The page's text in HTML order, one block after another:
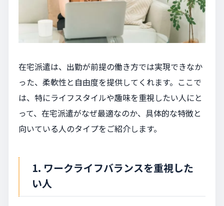
在宅派遣は、出勤が前提の働き方では実現できなか
った、柔軟性と自由度を提供してくれます。ここで
は、特にライフスタイルや趣味を重視したい人にと
って、在宅派遣がなぜ最適なのか、具体的な特徴と
向いている人のタイプをご紹介します。
1. ワークライフバランスを重視した
い人